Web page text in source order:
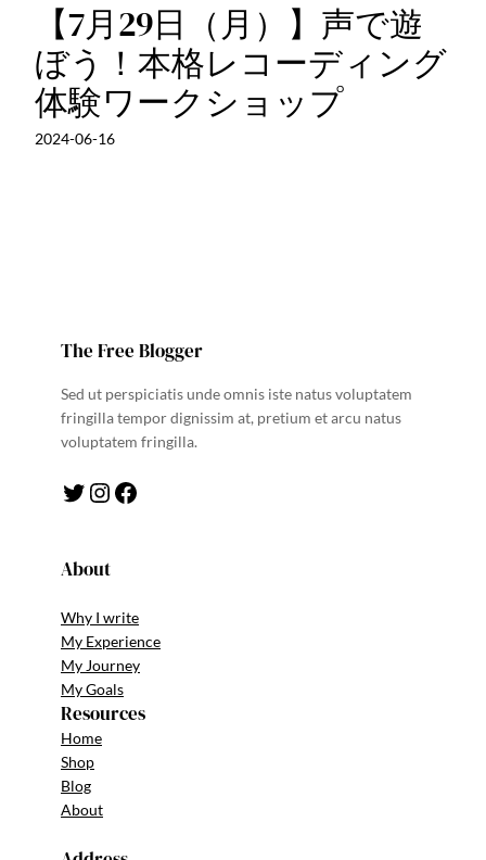
【7月29日（月）】声で遊
ぼう！本格レコーディング
体験ワークショップ
2024-06-16
The Free Blogger
Sed ut perspiciatis unde omnis iste natus voluptatem
fringilla tempor dignissim at, pretium et arcu natus
voluptatem fringilla.
Twitter Instagram Facebook
About
Why I write
My Experience
My Journey
My Goals
Resources
Home
Shop
Blog
About